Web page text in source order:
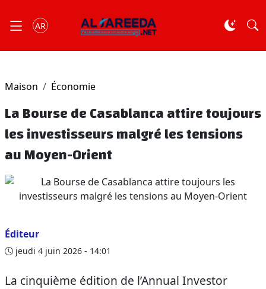
AR
Maison Économie
La Bourse de Casablanca attire toujours
les investisseurs malgré les tensions
au Moyen-Orient
Éditeur
jeudi 4 juin 2026 - 14:01
La cinquième édition de l’Annual Investor